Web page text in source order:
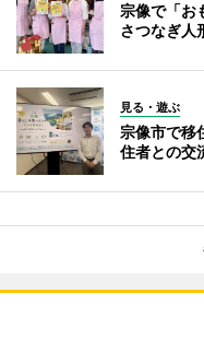
宗像で「
さつなぎ人
見る・遊ぶ
宗像市で
住者との交